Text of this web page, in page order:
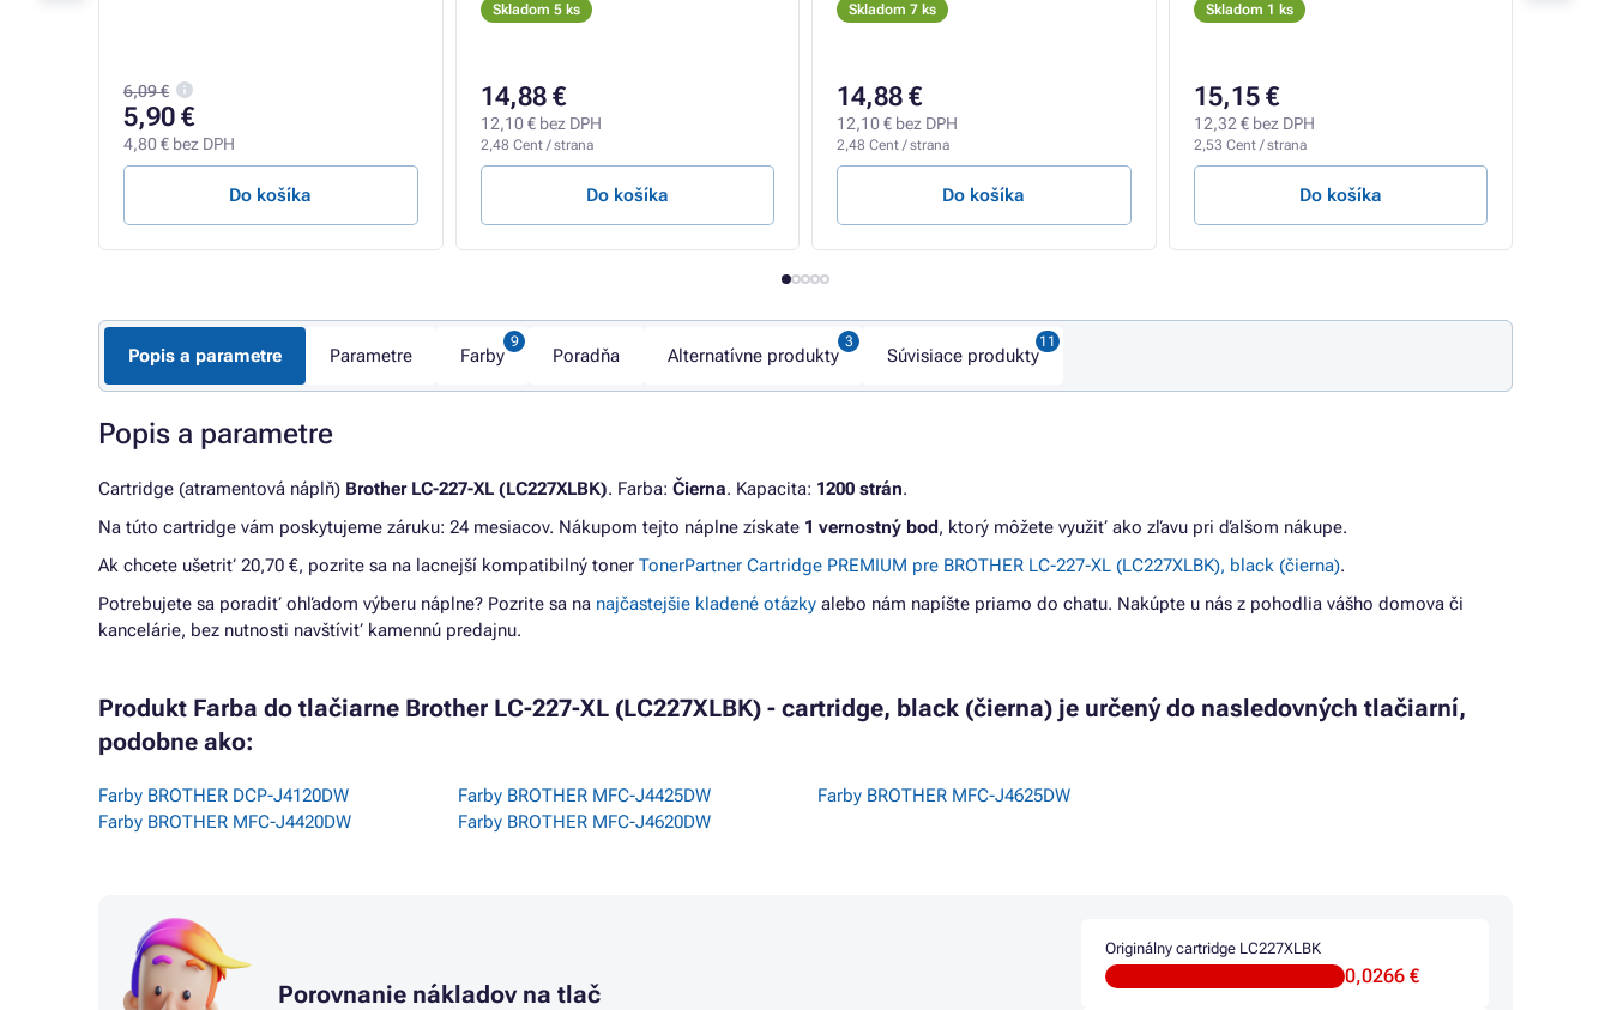
6,09 €
5,90 €
4,80 € bez DPH
Do košíka
Skladom 5 ks
14,88 €
12,10 € bez DPH
2,48 Cent / strana
Do košíka
Skladom 7 ks
14,88 €
12,10 € bez DPH
2,48 Cent / strana
Do košíka
Skladom 1 ks
15,15 €
12,32 € bez DPH
2,53 Cent / strana
Do košíka
Popis a parametre Parametre Farby Poradňa Alternatívne produkty Súvisiace produkty
Popis a parametre
Cartridge (atramentová náplň) Brother LC-227-XL (LC227XLBK). Farba: Čierna. Kapacita: 1200 strán.
Na túto cartridge vám poskytujeme záruku: 24 mesiacov. Nákupom tejto náplne získate 1 vernostný bod, ktorý môžete využiť ako zľavu pri ďalšom nákupe.
Ak chcete ušetriť 20,70 €, pozrite sa na lacnejší kompatibilný toner TonerPartner Cartridge PREMIUM pre BROTHER LC-227-XL (LC227XLBK), black (čierna).
Potrebujete sa poradiť ohľadom výberu náplne? Pozrite sa na najčastejšie kladené otázky alebo nám napíšte priamo do chatu. Nakúpte u nás z pohodlia vášho domova či
kancelárie, bez nutnosti navštíviť kamennú predajnu.
Produkt Farba do tlačiarne Brother LC-227-XL (LC227XLBK) - cartridge, black (čierna) je určený do nasledovných tlačiarní,
podobne ako:
Farby BROTHER DCP-J4120DW
Farby BROTHER MFC-J4420DW
Farby BROTHER MFC-J4425DW
Farby BROTHER MFC-J4620DW
Farby BROTHER MFC-J4625DW
Porovnanie nákladov na tlač
Originálny cartridge LC227XLBK
0,0266 €